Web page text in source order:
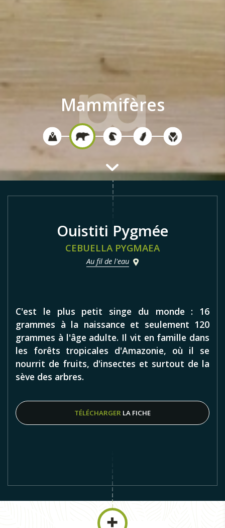
Mammifères
Ouistiti Pygmée
CEBUELLA PYGMAEA
Au fil de l'eau
C'est le plus petit singe du monde : 16
grammes à la naissance et seulement 120
grammes à l'âge adulte. Il vit en famille dans
les forêts tropicales d'Amazonie, où il se
nourrit de fruits, d'insectes et surtout de la
sève des arbres.
TÉLÉCHARGER LA FICHE